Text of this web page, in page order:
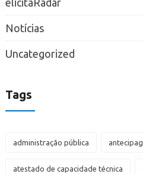
elicitaRadar
Notícias
Uncategorized
Tags
administração pública
atestado de capacidade técnica